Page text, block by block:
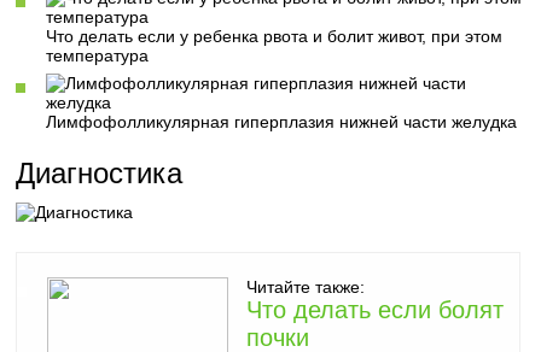
Что делать если у ребенка рвота и болит живот, при этом
температура
Лимфофолликулярная гиперплазия нижней части желудка
Диагностика
Читайте также:
Что делать если болят
почки